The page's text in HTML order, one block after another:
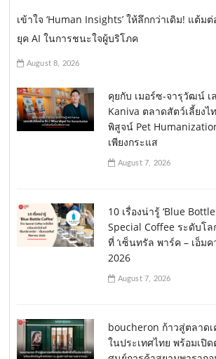
เข้าใจ ‘Human Insights’ ให้ลึกกว่าเดิม! แต้
ยุค AI ในการชนะใจผู้บริโภค
August 8, 2026
คุยกับ เมอร์ซ-จารุวัฒน์ เ
Kaniva ตลาดสัตว์เลี้ยงไ
พิสูจน์ Pet
เพียงกระแส
August 7, 2026
10 เรื่องน่ารู้ ‘Blue
Special Coffee ระดับโล
ที่ ‘เซ็นทรัล พาร์ค – เอ็มค
2026
August 7, 2026
boucheron ก้าวสู่ตลาด
ในประเทศไทย พร้อมเปิ